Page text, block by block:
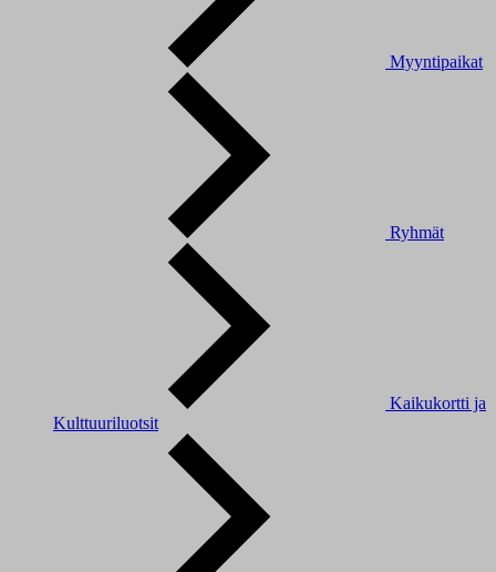
Myyntipaikat
Ryhmät
Kaikukortti ja
Kulttuuriluotsit